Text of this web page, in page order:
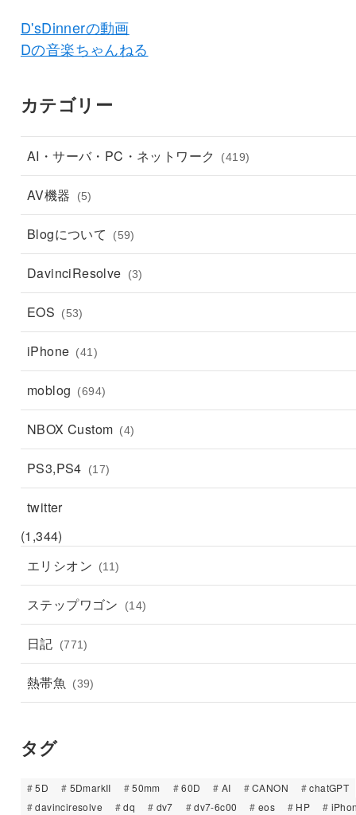
D'sDinnerの動画
Dの音楽ちゃんねる
カテゴリー
AI・サーバ・PC・ネットワーク (419)
AV機器 (5)
Blogについて (59)
DavinciResolve (3)
EOS (53)
iPhone (41)
moblog (694)
NBOX Custom (4)
PS3,PS4 (17)
twitter
(1,344)
エリシオン
(11)
ステップワゴン (14)
日記 (771)
熱帯魚 (39)
タグ
5D 5DmarkII 50mm 60D AI CANON
chatGPT
davinciresolve
dq dv7 dv7-6c00 eos HP